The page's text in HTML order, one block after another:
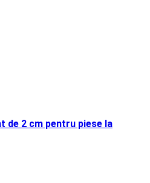
de 2 cm pentru piese la